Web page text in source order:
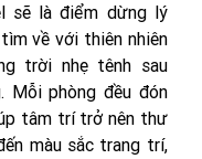
sẽ là điểm dừng lý
về với thiên nhiên
trời nhẹ tênh sau
Mỗi phòng đều đón
tâm trí trở nên thư
màu sắc trang trí,